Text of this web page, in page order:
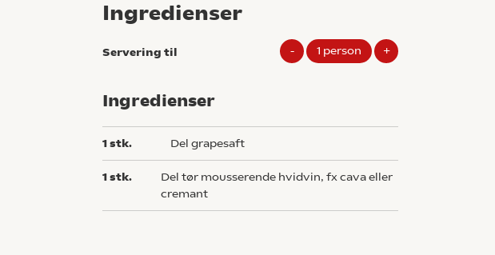
Ingredienser
Servering til - 1 person +
Ingredienser
1stk. del grapesaft
1stk.
del tør mousserende hvidvin, fx cava eller
cremant